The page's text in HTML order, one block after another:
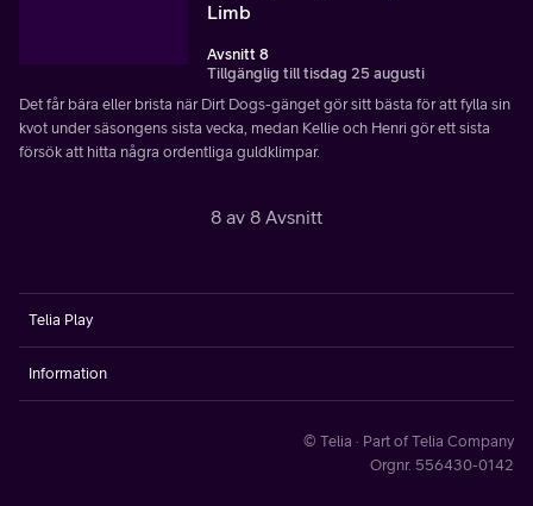
Limb
Avsnitt 8
Tillgänglig till tisdag 25 augusti
Det får bära eller brista när Dirt Dogs-gänget gör sitt bästa för att fylla sin
kvot under säsongens sista vecka, medan Kellie och Henri gör ett sista
försök att hitta några ordentliga guldklimpar.
8 av 8 Avsnitt
Telia Play
Information
© Telia · Part of Telia Company
Orgnr. 556430-0142